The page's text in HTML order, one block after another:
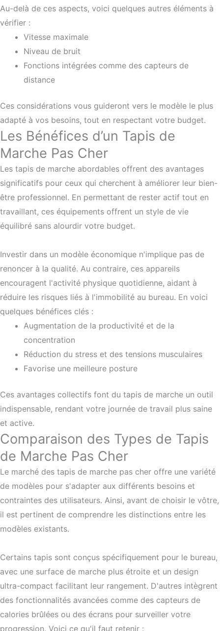
Au-delà de ces aspects, voici quelques autres éléments à
vérifier :
Vitesse maximale
Niveau de bruit
Fonctions intégrées comme des capteurs de
distance
Ces considérations vous guideront vers le modèle le plus
adapté à vos besoins, tout en respectant votre budget.
Les Bénéfices d’un Tapis de
Marche Pas Cher
Les tapis de marche abordables offrent des avantages
significatifs pour ceux qui cherchent à améliorer leur bien-
être professionnel. En permettant de rester actif tout en
travaillant, ces équipements offrent un style de vie
équilibré sans alourdir votre budget.
Investir dans un modèle économique n'implique pas de
renoncer à la qualité. Au contraire, ces appareils
encouragent l'activité physique quotidienne, aidant à
réduire les risques liés à l'immobilité au bureau. En voici
quelques bénéfices clés :
Augmentation de la productivité et de la
concentration
Réduction du stress et des tensions musculaires
Favorise une meilleure posture
Ces avantages collectifs font du tapis de marche un outil
indispensable, rendant votre journée de travail plus saine
et active.
Comparaison des Types de Tapis
de Marche Pas Cher
Le marché des tapis de marche pas cher offre une variété
de modèles pour s'adapter aux différents besoins et
contraintes des utilisateurs. Ainsi, avant de choisir le vôtre,
il est pertinent de comprendre les distinctions entre les
modèles existants.
Certains tapis sont conçus spécifiquement pour le bureau,
avec une surface de marche plus étroite et un design
ultra-compact facilitant leur rangement. D'autres intègrent
des fonctionnalités avancées comme des capteurs de
calories brûlées ou des écrans pour surveiller votre
progression. Voici ce qu'il faut retenir :